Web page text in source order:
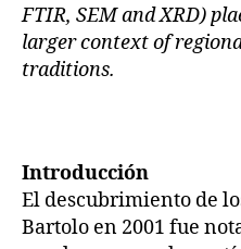
FTIR, SEM and XRD)
larger context of
traditions.
Introducción
El descubrimiento de
Bartolo en 2001 fue